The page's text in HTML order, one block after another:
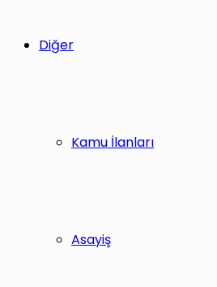
Diğer
Kamu İlanları
Asayiş